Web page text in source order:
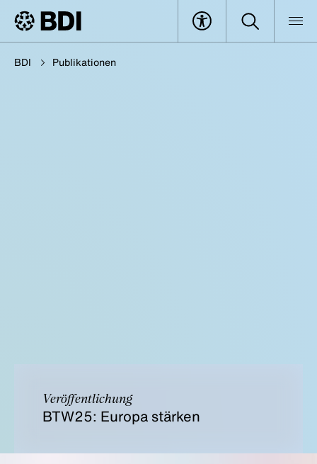
BDI Publikationen
Veröffentlichung
BTW25: Europa stärken